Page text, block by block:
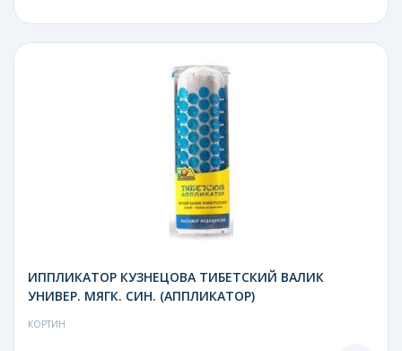
ИППЛИКАТОР КУЗНЕЦОВА ТИБЕТСКИЙ ВАЛИК
УНИВЕР. МЯГК. СИН. (АППЛИКАТОР)
КОРТИН